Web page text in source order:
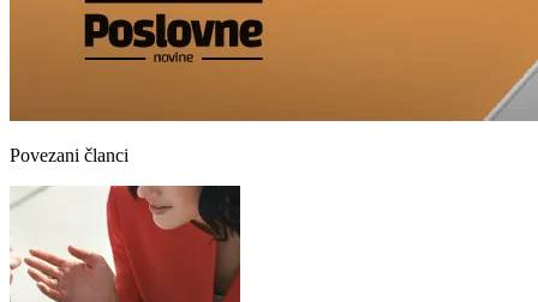
Povezani članci